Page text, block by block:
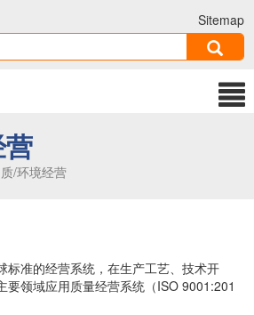
Sitemap
/环境经营
标准的经营系统，在生产工艺、技术开
要领域应用质量经营系统（ISO 9001:201